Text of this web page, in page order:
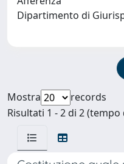
Dipartimento di
Mostra
records
Risultati 1 - 2 di 2